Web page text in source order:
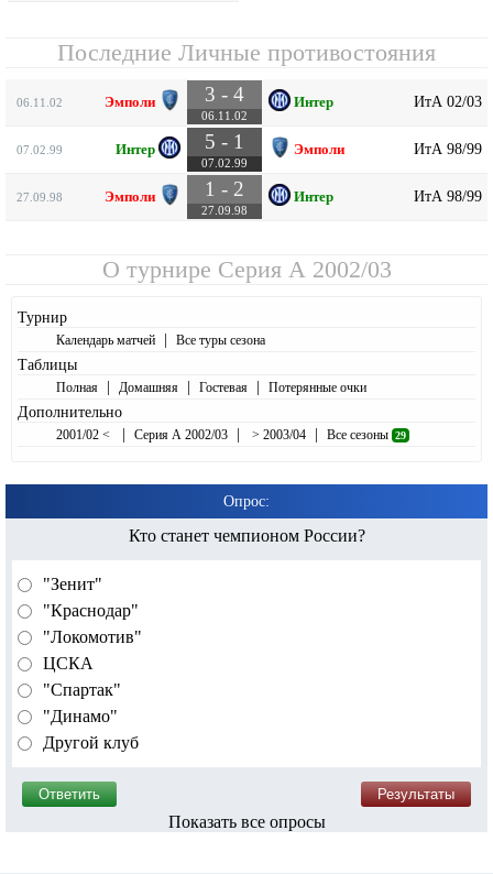
Последние Личные противостояния
06.11.02 Эмполи 3 - 4
06.11.02
Интер ИтА 02/03
07.02.99 Интер 5 - 1
07.02.99
Эмполи ИтА 98/99
27.09.98 Эмполи 1 - 2
27.09.98
Интер ИтА 98/99
О турнире Серия А 2002/03
Турнир
Календарь матчей | Все туры сезона
Таблицы
Полная | Домашняя | Гостевая | Потерянные очки
Дополнительно
2001/02 < | Серия А 2002/03 | > 2003/04 | Все сезоны 29
Опрос:
Кто станет чемпионом России?
"Зенит"
"Краснодар"
"Локомотив"
ЦСКА
"Спартак"
"Динамо"
Другой клуб
Показать все опросы